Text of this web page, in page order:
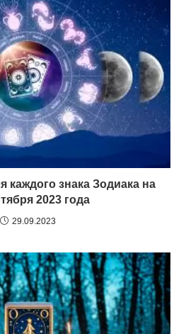
каждого знака Зодиака на
2023 года
29.09.2023